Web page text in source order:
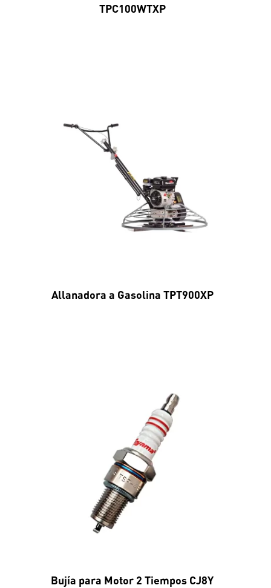
TPC100WTXP
Allanadora a Gasolina TPT900XP
Bujía para Motor 2 Tiempos CJ8Y